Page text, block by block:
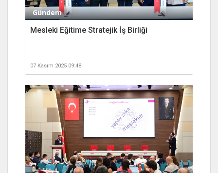
Gündem
Mesleki Eğitime Stratejik İş Birliği
07 Kasım 2025 09:48